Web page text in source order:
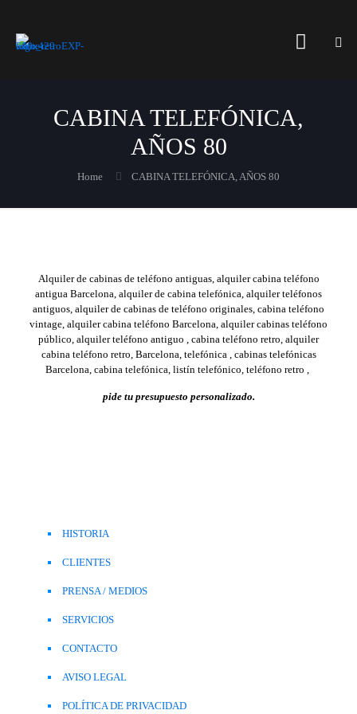
CABINA TELEFÓNICA,
AÑOS 80
Home CABINA TELEFÓNICA, AÑOS 80
Alquiler de cabinas de teléfono antiguas, alquiler cabina teléfono
antigua Barcelona, alquiler de cabina telefónica, alquiler teléfonos
antiguos, alquiler de cabinas de teléfono originales, cabina teléfono
vintage, alquiler cabina teléfono Barcelona, alquiler cabinas teléfono
público, alquiler teléfono antiguo , cabina teléfono retro, alquiler
cabina teléfono retro, Barcelona, telefónica , cabinas telefónicas
Barcelona, cabina telefónica, listín telefónico, teléfono retro ,
pide tu presupuesto personalizado.
HISTORIA
CLIENTES
PRENSA / MEDIOS
SERVICIOS
CONTACTO
AVISO LEGAL
POLÍTICA DE PRIVACIDAD